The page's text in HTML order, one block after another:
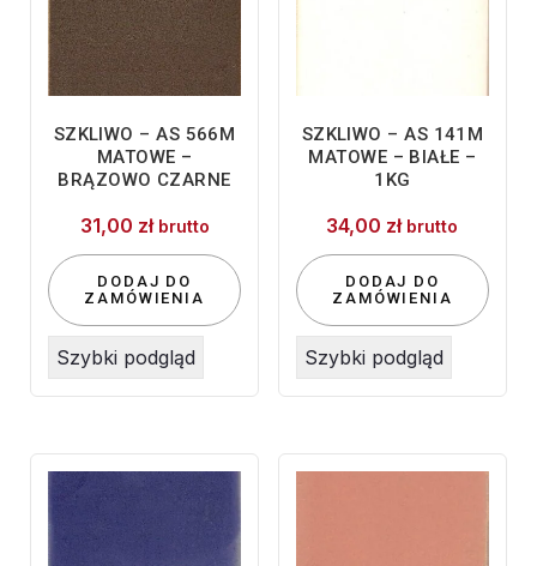
SZKLIWO – AS 566M
MATOWE –
BRĄZOWO CZARNE
31,00 zł brutto
DODAJ DO
ZAMÓWIENIA
Szybki podgląd
SZKLIWO – AS 141M
MATOWE – BIAŁE –
1KG
34,00 zł brutto
DODAJ DO
ZAMÓWIENIA
Szybki podgląd